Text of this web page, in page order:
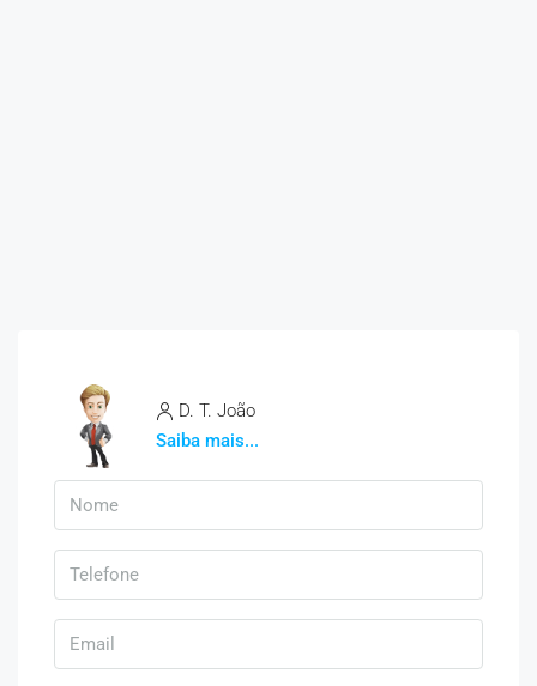
D. T. João
Saiba mais...